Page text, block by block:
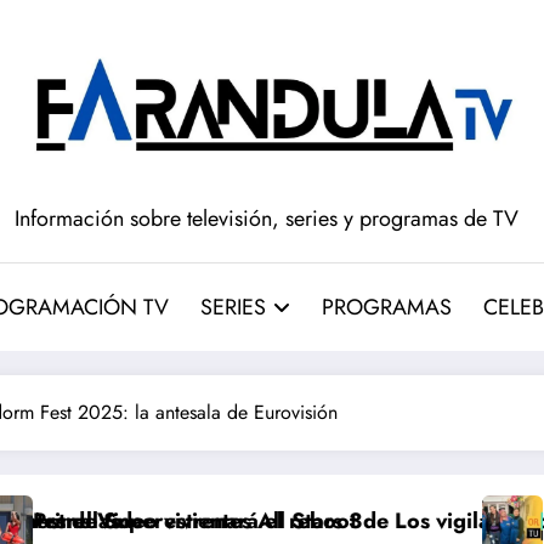
Información sobre televisión, series y programas de TV
TV SERIES PROGRAMAS
Fest 2025: la antesala de Eurovisión
All Stars 3
el reboot de Los vigilantes de la playa en
Disney+ amplía su